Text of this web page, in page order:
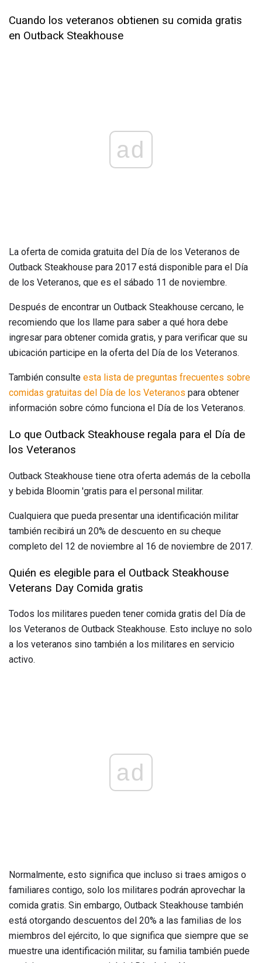
Cuando los veteranos obtienen su comida gratis
en Outback Steakhouse
ad
La oferta de comida gratuita del Día de los Veteranos de
Outback Steakhouse para 2017 está disponible para el Día
de los Veteranos, que es el sábado 11 de noviembre.
Después de encontrar un Outback Steakhouse cercano, le
recomiendo que los llame para saber a qué hora debe
ingresar para obtener comida gratis, y para verificar que su
ubicación participe en la oferta del Día de los Veteranos.
También consulte esta lista de preguntas frecuentes sobre
comidas gratuitas del Día de los Veteranos para obtener
información sobre cómo funciona el Día de los Veteranos.
Lo que Outback Steakhouse regala para el Día de
los Veteranos
Outback Steakhouse tiene otra oferta además de la cebolla
y bebida Bloomin 'gratis para el personal militar.
Cualquiera que pueda presentar una identificación militar
también recibirá un 20% de descuento en su cheque
completo del 12 de noviembre al 16 de noviembre de 2017.
Quién es elegible para el Outback Steakhouse
Veterans Day Comida gratis
Todos los militares pueden tener comida gratis del Día de
los Veteranos de Outback Steakhouse. Esto incluye no solo
a los veteranos sino también a los militares en servicio
activo.
ad
Normalmente, esto significa que incluso si traes amigos o
familiares contigo, solo los militares podrán aprovechar la
comida gratis. Sin embargo, Outback Steakhouse también
está otorgando descuentos del 20% a las familias de los
miembros del ejército, lo que significa que siempre que se
muestre una identificación militar, su familia también puede